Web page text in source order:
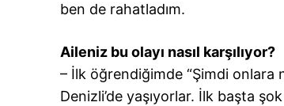
ben de rahatladım.
Aileniz bu olayı nasıl karşılıyor?
– İlk öğrendiğimde “Şimdi onlara
Denizli’de yaşıyorlar. İlk başta